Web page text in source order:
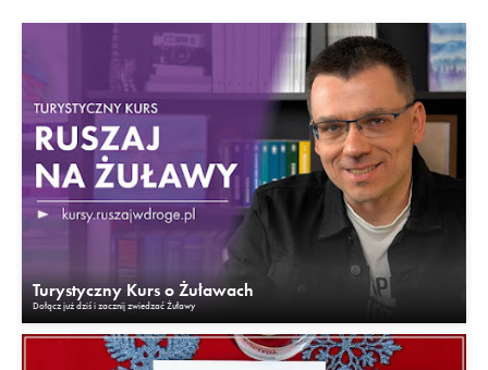
Turystyczny Kurs o Żuławach
Dołącz już dziś i zacznij zwiedzać Żuławy